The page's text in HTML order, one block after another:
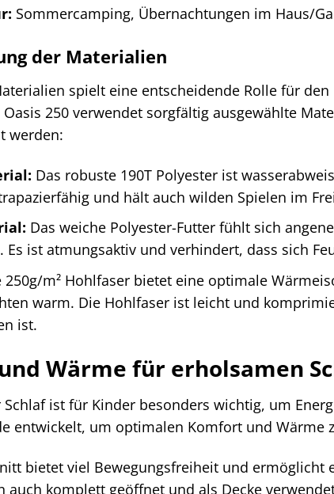
Sommercamping, Übernachtungen im Haus/
der Materialien
spielt eine entscheidende Rolle für
Oasis 250 verwendet sorgfältig ausgewählte
werden:
Das robuste 190T Polyester ist
und hält auch wilden Spielen im
Das weiche Polyester-Futter fühlt sich
Es ist atmungsaktiv und verhindert, dass sich
250g/m² Hohlfaser bietet eine optimale
warm. Die Hohlfaser ist leicht und
ist.
Wärme für erholsamen
ist für Kinder besonders wichtig, um
entwickelt, um optimalen Komfort und Wärme
bietet viel Bewegungsfreiheit und ermöglicht
auch komplett geöffnet und als Decke